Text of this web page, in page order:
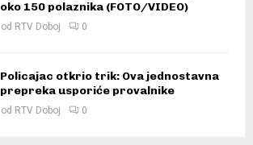
oko 150 polaznika (FOTO/VIDEO)
od RTV Doboj 0
Policajac otkrio trik: Ova jednostavna
prepreka usporiće provalnike
od RTV Doboj 0